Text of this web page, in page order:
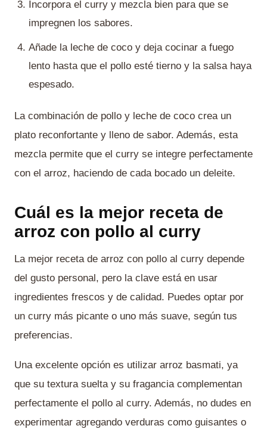
Incorpora el curry y mezcla bien para que se
impregnen los sabores.
Añade la leche de coco y deja cocinar a fuego
lento hasta que el pollo esté tierno y la salsa haya
espesado.
La combinación de pollo y leche de coco crea un
plato reconfortante y lleno de sabor. Además, esta
mezcla permite que el curry se integre perfectamente
con el arroz, haciendo de cada bocado un deleite.
Cuál es la mejor receta de
arroz con pollo al curry
La mejor receta de arroz con pollo al curry depende
del gusto personal, pero la clave está en usar
ingredientes frescos y de calidad. Puedes optar por
un curry más picante o uno más suave, según tus
preferencias.
Una excelente opción es utilizar arroz basmati, ya
que su textura suelta y su fragancia complementan
perfectamente el pollo al curry. Además, no dudes en
experimentar agregando verduras como guisantes o